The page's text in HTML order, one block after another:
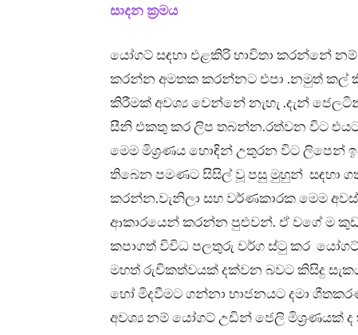
සාදන ක්‍රමය
යෝගට් සඳහා එළකිරි භාවිතා කරන්නේ
කරන්න අමතක කරන්නට එපා .නමුත් කල්
කිරීමක් අවශ්‍ය වෙන්නේ නැහැ .දැන්
සීනි එකතු කර ලිප තබන්න.රත්වන විට
මෙම මිශ්‍රණය හොඳින් උතුරන විට ලිපෙන්
තිබෙන පමණට සිසිල් වූ පසු මුහුන් සඳහා
කරන්න.වැනිලා සහ වර්ණකාරක මෙම
ආකාරයෙන් කරන්න පුළුවන්. ඒ වගේ ම
කපාගත් විවිධ පලතුරු වර්ග ස්ටු කර
මහත් රුචිකත්වයක් දක්වන බවට කිසිදු
හෝ මිදවීමට ගන්නා භාජනයට දමා
අවශ්‍ය නම් යෝගට් උඩින් ජෙලි මිශ්‍රණයක්